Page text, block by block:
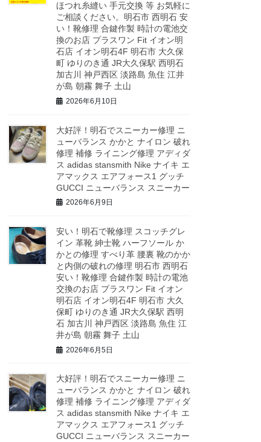
ほつれ糸縫い 手元交換 等 お気軽に
ご相談ください。明石市 西明石 安
い！靴修理 合鍵作製 時計の電池交
換のお店 プラスワン Fit イオン明
石店 イオン明石4F 明石市 大久保
町 ゆりのき通 JR大久保駅 西明石
加古川 神戸西区 淡路島 魚住 江井
が島 朝霧 舞子 土山
2026年6月10日
大好評！明石でスニーカー修理 ニ
ューバランス かかと ナイロン 破れ
修理 補修 ライニング修理 アディダ
ス adidas stansmith Nike ナイキ エ
アマックス エアフォース1 グッチ
GUCCI ニューバランス スニーカー
2026年6月9日
安い！明石で靴修理 スコッチグレ
イン 革靴 紳士靴 ハーフソール か
かとの修理 すべり革 腰裏 靴のかか
と内側の破れの修理 明石市 西明石
安い！靴修理 合鍵作製 時計の電池
交換のお店 プラスワン Fit イオン
明石店 イオン明石4F 明石市 大久
保町 ゆりのき通 JR大久保駅 西明
石 加古川 神戸西区 淡路島 魚住 江
井が島 朝霧 舞子 土山
2026年6月5日
大好評！明石でスニーカー修理 ニ
ューバランス かかと ナイロン 破れ
修理 補修 ライニング修理 アディダ
ス adidas stansmith Nike ナイキ エ
アマックス エアフォース1 グッチ
GUCCI ニューバランス スニーカー